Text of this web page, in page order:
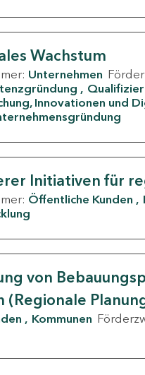
Wachstum
Unternehmen
Innovationen und
Initiativen für
Öffentliche Kunden
von
(Regionale
Kommunen